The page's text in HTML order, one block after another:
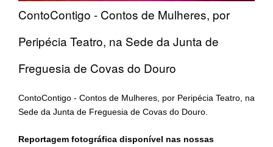
ContoContigo - Contos de Mulheres, por
Peripécia Teatro, na Sede da Junta de
Freguesia de Covas do Douro
ContoContigo - Contos de Mulheres, por Peripécia Teatro, na
Sede da Junta de Freguesia de Covas do Douro.
Reportagem fotográfica disponível nas nossas